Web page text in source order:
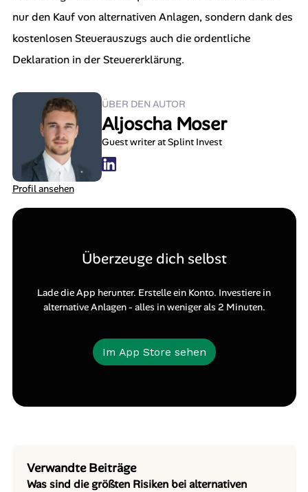
nur den Kauf von alternativen Anlagen, sondern dank des
kostenlosen Steuerauszugs auch die ordentliche
Deklaration in der Steuererklärung.
ÜBER DEN AUTOR
Aljoscha Moser
Guest writer at Splint Invest
Profil ansehen
Überzeuge dich selbst
Lade die App herunter. Erstelle ein Konto. Investiere in
alternative Anlagen - alles in weniger als 2 Minuten.
Im App Store sehen
Verwandte Beiträge
Was sind die größten Risiken bei alternativen